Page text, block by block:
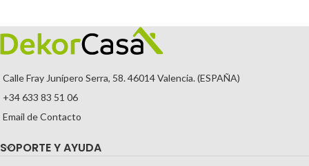
Calle Fray Junípero Serra, 58. 46014 Valencia. (ESPAÑA)
+34 633 83 51 06
Email de Contacto
SOPORTE Y AYUDA